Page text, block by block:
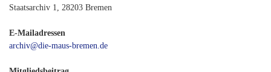
Staatsarchiv 1, 28203 Bremen
E-Mailadressen
archiv@die-maus-bremen.de